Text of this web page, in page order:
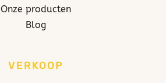
Onze producten
Blog
VERKOOP